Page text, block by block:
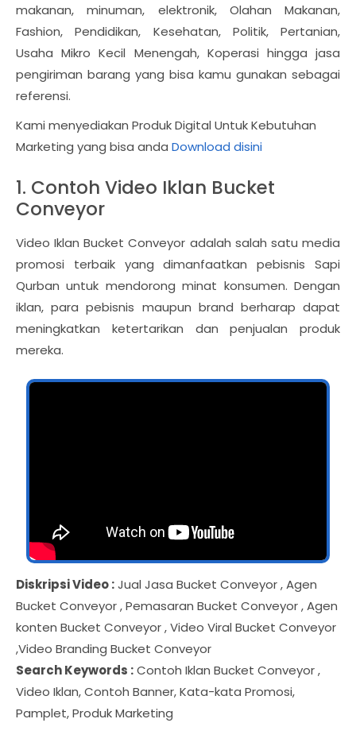
makanan, minuman, elektronik, Olahan Makanan,
Fashion, Pendidikan, Kesehatan, Politik, Pertanian,
Usaha Mikro Kecil Menengah, Koperasi hingga jasa
pengiriman barang yang bisa kamu gunakan sebagai
referensi.
Kami menyediakan Produk Digital Untuk Kebutuhan
Marketing yang bisa anda Download disini
1. Contoh Video Iklan Bucket
Conveyor
Video Iklan Bucket Conveyor adalah salah satu media
promosi terbaik yang dimanfaatkan pebisnis Sapi
Qurban untuk mendorong minat konsumen. Dengan
iklan, para pebisnis maupun brand berharap dapat
meningkatkan ketertarikan dan penjualan produk
mereka.
Diskripsi Video :Jual Jasa Bucket Conveyor , Agen
Bucket Conveyor , Pemasaran Bucket Conveyor , Agen
konten Bucket Conveyor , Video Viral Bucket Conveyor
,Video Branding Bucket Conveyor
Search Keywords :Contoh Iklan Bucket Conveyor ,
Video Iklan, Contoh Banner, Kata-kata Promosi,
Pamplet, Produk Marketing